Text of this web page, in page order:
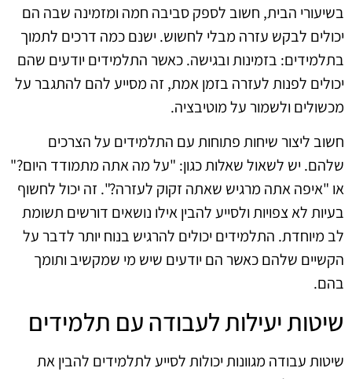
בשיעורי הבית, חשוב לספק סביבה חמה ומזמינה שבה הם
יכולים לבקש עזרה מבלי לחשוש. ישנם כמה דרכים לתמוך
בתלמידים: בזמינות ובגישה. כאשר התלמידים יודעים שהם
יכולים לפנות לעזרה בזמן אמת, זה מסייע להם להתגבר על
מכשולים ולשמור על מוטיבציה.
חשוב ליצור שיחות פתוחות עם התלמידים על הצרכים
שלהם. יש לשאול שאלות כגון: "על מה אתה מתמודד היום?"
או "איפה אתה מרגיש שאתה זקוק לעזרה?". זה יכול לחשוף
בעיות לא צפויות ולסייע להבין אילו נושאים דורשים תשומת
לב מיוחדת. התלמידים יכולים להרגיש בנוח יותר לדבר על
הקשיים שלהם כאשר הם יודעים שיש מי שמקשיב ותומך
בהם.
שיטות יעילות לעבודה עם תלמידים
שיטות עבודה מגוונות יכולות לסייע לתלמידים להבין את